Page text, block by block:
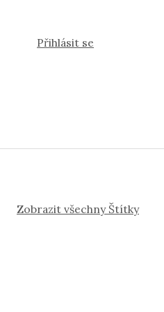
Přihlásit se
Zobrazit všechny Štítky